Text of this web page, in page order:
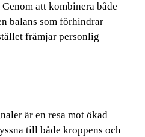
att kombinera både
balans som förhindrar
främjar personlig
är en resa mot ökad
till både kroppens och